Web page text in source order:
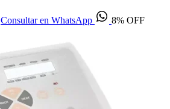
Consultar en WhatsApp 8% OFF